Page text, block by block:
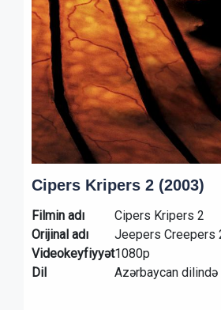
Cipers Kripers 2 (2003)
Filmin adı
Cipers Kripers 2
Orijinal adı
Jeepers Creepers
Videokeyfiyyət1080p
Dil
Azərbaycan dilində